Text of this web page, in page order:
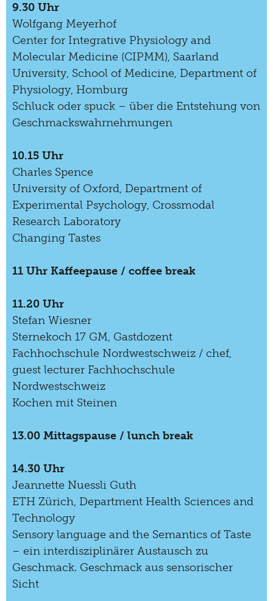
2010
2009
2008
2007
2006
2005
2004
2003
2002
2001
1999
1998
1997
1996
9.30 Uhr
Wolfgang Meyerhof
Center for Integrative Physiology and
Molecular Medicine (CIPMM), Saarland
University, School of Medicine, Department of
Physiology, Homburg
Schluck oder spuck – über die Entstehung von
Geschmackswahrnehmungen
10.15 Uhr
Charles Spence
University of Oxford, Department of
Experimental Psychology, Crossmodal
Research Laboratory
Changing Tastes
11 Uhr Kaffeepause / coffee break
11.20 Uhr
Stefan Wiesner
Sternekoch 17 GM, Gastdozent
Fachhochschule Nordwestschweiz / chef,
guest lecturer Fachhochschule
Nordwestschweiz
Kochen mit Steinen
13.00 Mittagspause / lunch break
14.30 Uhr
Jeannette Nuessli Guth
ETH Zürich, Department Health Sciences and
Technology
Sensory language and the Semantics of Taste
– ein interdisziplinärer Austausch zu
Geschmack. Geschmack aus sensorischer
Sicht